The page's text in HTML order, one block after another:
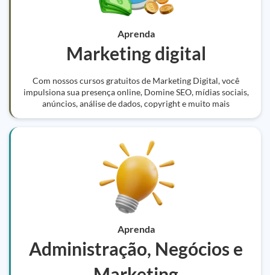
Aprenda
Marketing digital
Com nossos cursos gratuitos de Marketing Digital, você
impulsiona sua presença online, Domine SEO, mídias sociais,
anúncios, análise de dados, copyright e muito mais
Aprenda
Administração, Negócios e